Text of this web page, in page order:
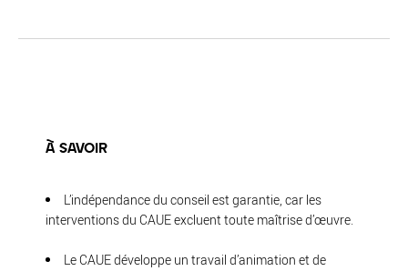
À SAVOIR
L’indépendance du conseil est garantie, car les
interventions du CAUE excluent toute maîtrise d’œuvre.
Le CAUE développe un travail d’animation et de